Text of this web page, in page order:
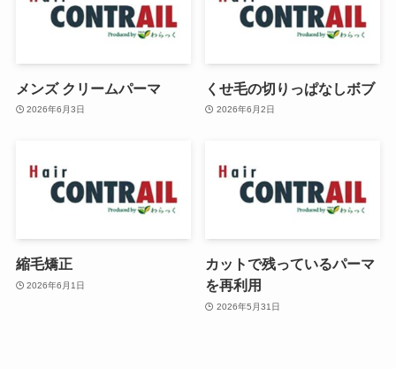
メンズ クリームパーマ
2026年6月3日
くせ毛の切りっぱなしボブ
2026年6月2日
縮毛矯正
2026年6月1日
カットで残っているパーマ
を再利用
2026年5月31日